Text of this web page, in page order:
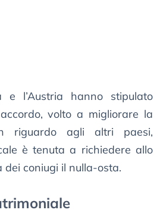
e l’Austria hanno stipulato
volto a migliorare la
riguardo agli altri paesi,
è tenuta a richiedere allo
coniugi il nulla-osta.